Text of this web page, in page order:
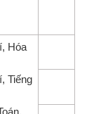
Hóa
Tiếng